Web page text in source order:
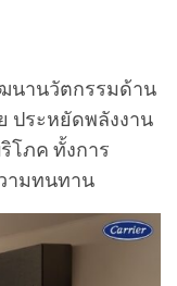
นานวัตกรรมด้าน
ประหยัดพลังงาน
โภค ทั้งการ
ามทนทาน